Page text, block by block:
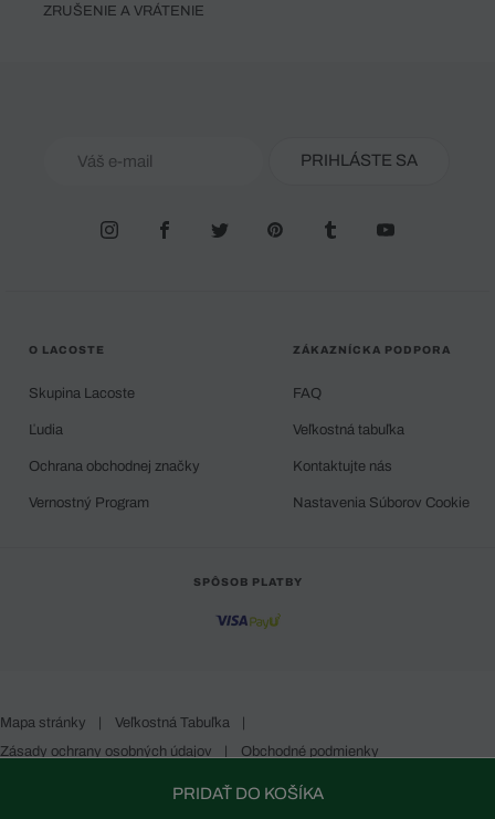
PRIDAŤ DO KOŠÍKA
ZRUŠENIE A VRÁTENIE
PRIHLÁSTE SA
O LACOSTE
Skupina Lacoste
Ľudia
Ochrana obchodnej značky
Vernostný Program
ZÁKAZNÍCKA PODPORA
FAQ
Veľkostná tabuľka
Kontaktujte nás
Nastavenia Súborov Cookie
SPÔSOB PLATBY
Mapa stránky | Veľkostná Tabuľka
|
Zásady ochrany osobných údajov
| Obchodné podmienky